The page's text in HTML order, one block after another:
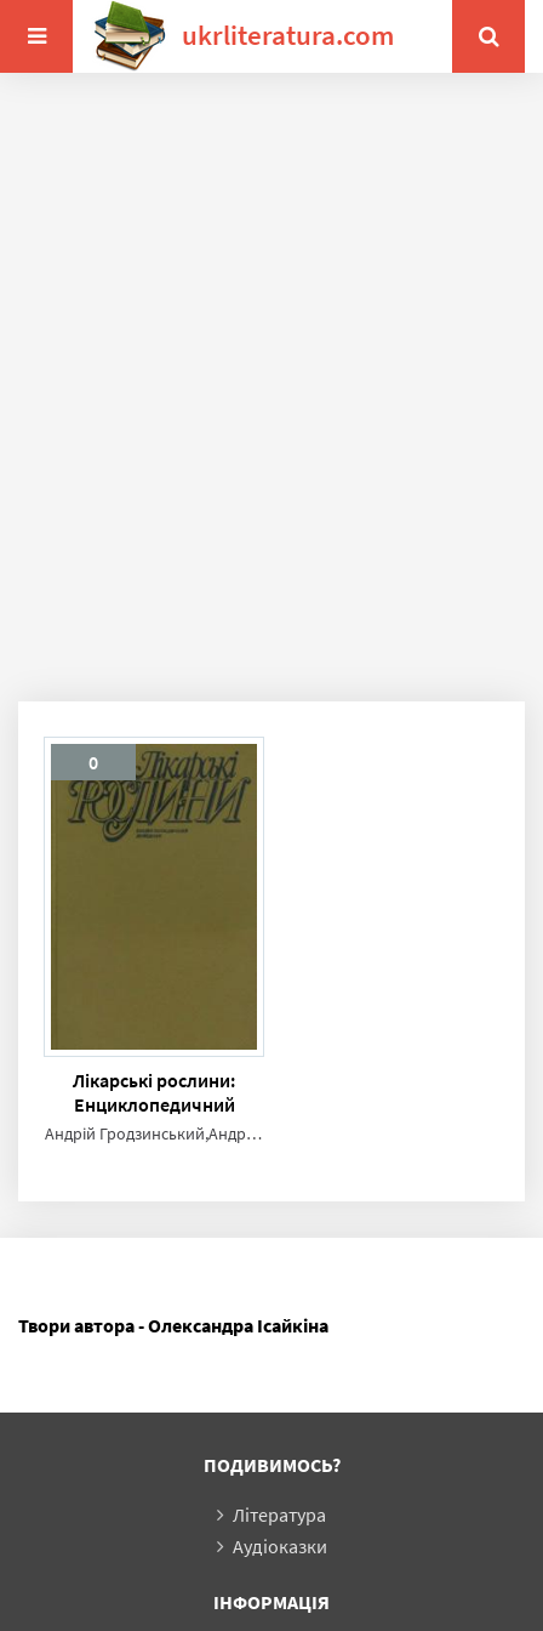
ukrliteratura.com
0
Лікарські рослини:
Енциклопедичний
довідник
Андрій Гродзинський,Андрій Лебеда,Надія Джуренко,Олександра Ісайкіна,Валерія Кривенко,Ніна Макарчук,Володимир Осетров,Володимир Собко,Олег Талдикін,Ігор Фалтус
Твори автора - Олександра Ісайкіна
ПОДИВИМОСЬ?
Література
Аудіоказки
ІНФОРМАЦІЯ